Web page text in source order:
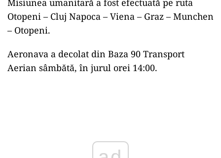
Misiunea umanitară a fost efectuată pe ruta
Otopeni – Cluj Napoca – Viena – Graz – Munchen
– Otopeni.
Aeronava a decolat din Baza 90 Transport
Aerian sâmbătă, în jurul orei 14:00.